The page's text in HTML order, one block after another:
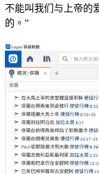
不能叫我们与上帝的
的。”